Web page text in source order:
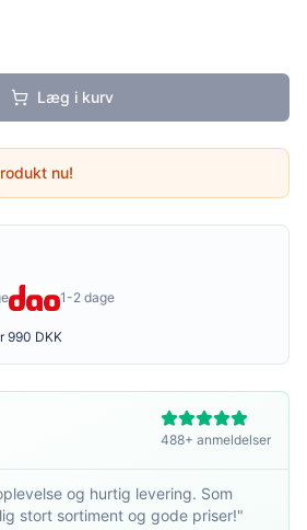
Læg i kurv
nu!
1-2 dage
990 DKK
488+ anmeldelser
og hurtig levering. Som
stort sortiment og gode priser!"